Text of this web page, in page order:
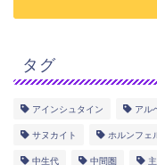
タグ
アインシュタイン アル
サヌカイト ホルンフェ
中生代 中間圏